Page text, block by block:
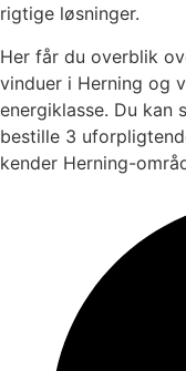
rigtige løsninger.
Her får du overblik
vinduer i Herning og
energiklasse. Du kan
bestille 3
kender Herning-